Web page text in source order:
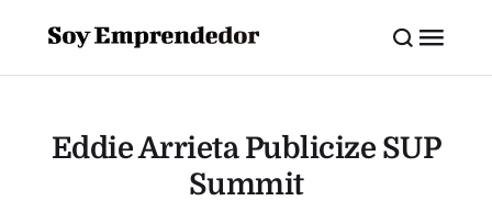
Eddie Arrieta Publicize SUP
Summit